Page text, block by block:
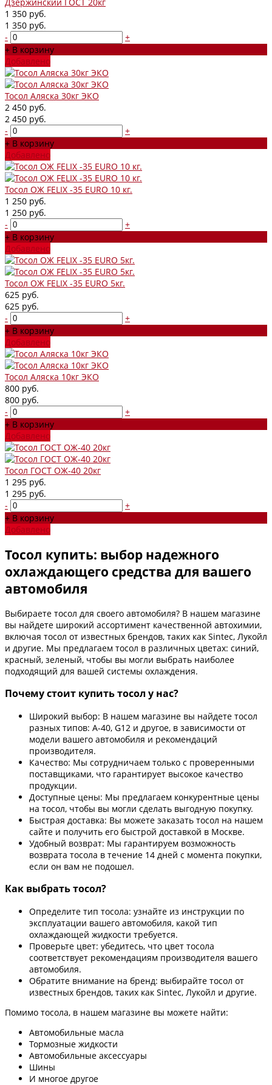
1 350 руб.
1 350 руб.
-
+
+ В корзину
Добавлено
Тосол Аляска 30кг ЭКО
2 450 руб.
2 450 руб.
-
+
+ В корзину
Добавлено
Тосол ОЖ FELIX -35 EURO 10 кг.
1 250 руб.
1 250 руб.
-
+
+ В корзину
Добавлено
Тосол ОЖ FELIX -35 EURO 5кг.
625 руб.
625 руб.
-
+
+ В корзину
Добавлено
Тосол Аляска 10кг ЭКО
800 руб.
800 руб.
-
+
+ В корзину
Добавлено
Тосол ГОСТ ОЖ-40 20кг
1 295 руб.
1 295 руб.
-
+
+ В корзину
Добавлено
Тосол купить: выбор надежного
охлаждающего средства для вашего
автомобиля
Выбираете тосол для своего автомобиля? В нашем магазине
вы найдете широкий ассортимент качественной автохимии,
включая тосол от известных брендов, таких как Sintec, Лукойл
и другие. Мы предлагаем тосол в различных цветах: синий,
красный, зеленый, чтобы вы могли выбрать наиболее
подходящий для вашей системы охлаждения.
Почему стоит купить тосол у нас?
Широкий выбор: В нашем магазине вы найдете тосол
разных типов: A-40, G12 и другое, в зависимости от
модели вашего автомобиля и рекомендаций
производителя.
Качество: Мы сотрудничаем только с проверенными
поставщиками, что гарантирует высокое качество
продукции.
Доступные цены: Мы предлагаем конкурентные цены
на тосол, чтобы вы могли сделать выгодную покупку.
Быстрая доставка: Вы можете заказать тосол на нашем
сайте и получить его быстрой доставкой в Москве.
Удобный возврат: Мы гарантируем возможность
возврата тосола в течение 14 дней с момента покупки,
если он вам не подошел.
Как выбрать тосол?
Определите тип тосола: узнайте из инструкции по
эксплуатации вашего автомобиля, какой тип
охлаждающей жидкости требуется.
Проверьте цвет: убедитесь, что цвет тосола
соответствует рекомендациям производителя вашего
автомобиля.
Обратите внимание на бренд: выбирайте тосол от
известных брендов, таких как Sintec, Лукойл и другие.
Помимо тосола, в нашем магазине вы можете найти:
Автомобильные масла
Тормозные жидкости
Автомобильные аксессуары
Шины
И многое другое